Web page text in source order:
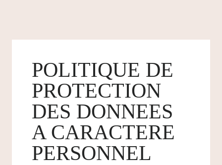
POLITIQUE DE
PROTECTION
DES DONNEES
A CARACTERE
PERSONNEL